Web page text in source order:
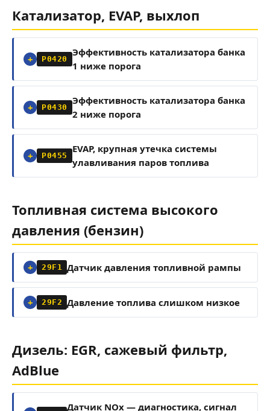
Катализатор, EVAP, выхлоп
P0420
Эффективность катализатора банка
1 ниже порога
P0430
Эффективность катализатора банка
2 ниже порога
P0455
EVAP, крупная утечка системы
улавливания паров топлива
Топливная система высокого
давления (бензин)
29F1 Датчик давления топливной рампы
29F2 Давление топлива слишком низкое
Дизель: EGR, сажевый фильтр,
AdBlue
Датчик NOx — диагностика, сигнал